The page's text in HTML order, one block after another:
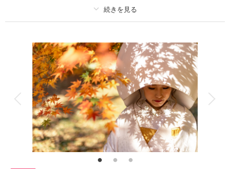
撮影料 新婦衣装4着 新郎衣装3着
着付け ヘアメイク 小物一式
アルバム データ 400 カット 台紙付写真
衣装追加 会食 挙式
家族と撮影 家族用衣装レンタル ペットと撮影
その他含むもの
ブーケ・撮影小物・ロケ出張費